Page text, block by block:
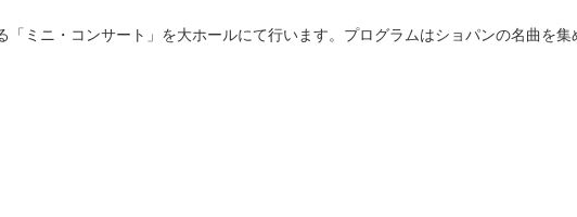
「ミニ・コンサート」を大ホールにて行います。プログラムはショパンの名曲を